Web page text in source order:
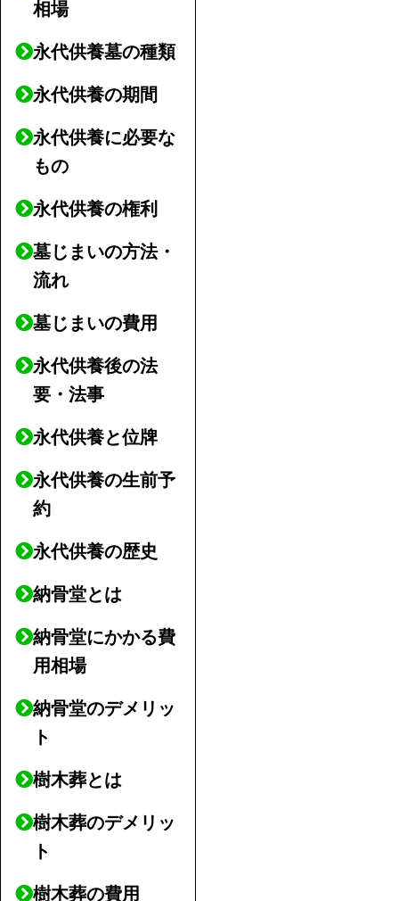
相場
永代供養墓の種類
永代供養の期間
永代供養に必要な
もの
永代供養の権利
墓じまいの方法・
流れ
墓じまいの費用
永代供養後の法
要・法事
永代供養と位牌
永代供養の生前予
約
永代供養の歴史
納骨堂とは
納骨堂にかかる費
用相場
納骨堂のデメリッ
ト
樹木葬とは
樹木葬のデメリッ
ト
樹木葬の費用